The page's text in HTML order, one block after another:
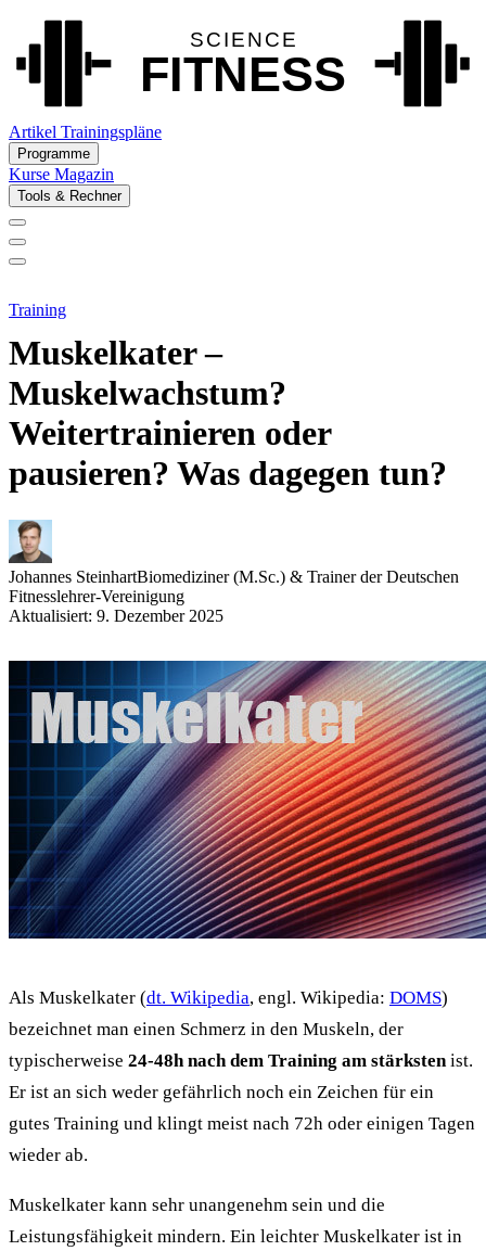
Artikel Trainingspläne
Programme
Kurse Magazin
Tools & Rechner
Training
Muskelkater –
Muskelwachstum?
Weitertrainieren oder
pausieren? Was dagegen tun?
Johannes SteinhartBiomediziner (M.Sc.) & Trainer der Deutschen
Fitnesslehrer-Vereinigung
Aktualisiert: 9. Dezember 2025
Als Muskelkater (dt. Wikipedia, engl. Wikipedia: DOMS)
bezeichnet man einen Schmerz in den Muskeln, der
typischerweise 24-48h nach dem Training am stärksten ist.
Er ist an sich weder gefährlich noch ein Zeichen für ein
gutes Training und klingt meist nach 72h oder einigen Tagen
wieder ab.
Muskelkater kann sehr unangenehm sein und die
Leistungsfähigkeit mindern. Ein leichter Muskelkater ist in